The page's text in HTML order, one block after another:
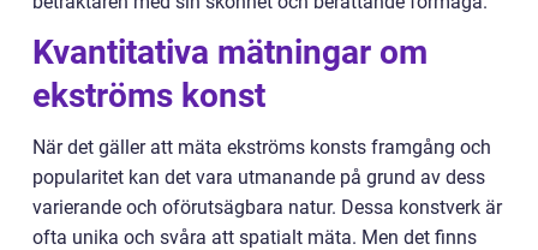
Kvantitativa mätningar om
ekströms konst
När det gäller att mäta ekströms konsts framgång och
popularitet kan det vara utmanande på grund av dess
varierande och oförutsägbara natur. Dessa konstverk är
ofta unika och svåra att spatialt mäta. Men det finns